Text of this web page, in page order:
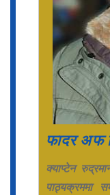
फादर अफ
क्याप्टेन
पाठ्यक्रममा